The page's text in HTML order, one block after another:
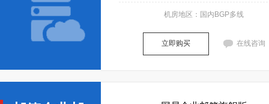
机房地区：国内BGP多线
立即购买 在线咨询